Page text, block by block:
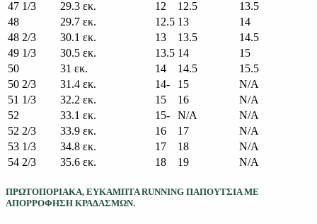
47 1/3
29.3 εκ. 12 12.5
13.5
48
29.7 εκ. 12.5 13
14
48 2/3
30.1 εκ. 13 13.5
14.5
49 1/3
30.5 εκ. 13.5 14
15
50
31 εκ. 14 14.5
15.5
50 2/3
31.4 εκ. 14- 15
N/A
51 1/3
32.2 εκ. 15 16
N/A
52
33.1 εκ. 15- N/A
N/A
52 2/3
33.9 εκ. 16 17
N/A
53 1/3
34.8 εκ. 17 18
N/A
54 2/3
35.6 εκ. 18 19 N/A
ΠΡΩΤΟΠΟΡΙΑΚΑ, ΕΥΚΑΜΠΤΑ RUNNING ΠΑΠΟΥΤΣΙΑ ΜΕ
ΑΠΟΡΡΟΦΗΣΗ ΚΡΑΔΑΣΜΩΝ.